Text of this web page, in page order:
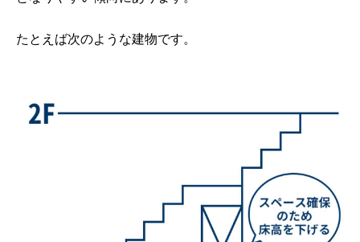
たとえば次のような建物です。